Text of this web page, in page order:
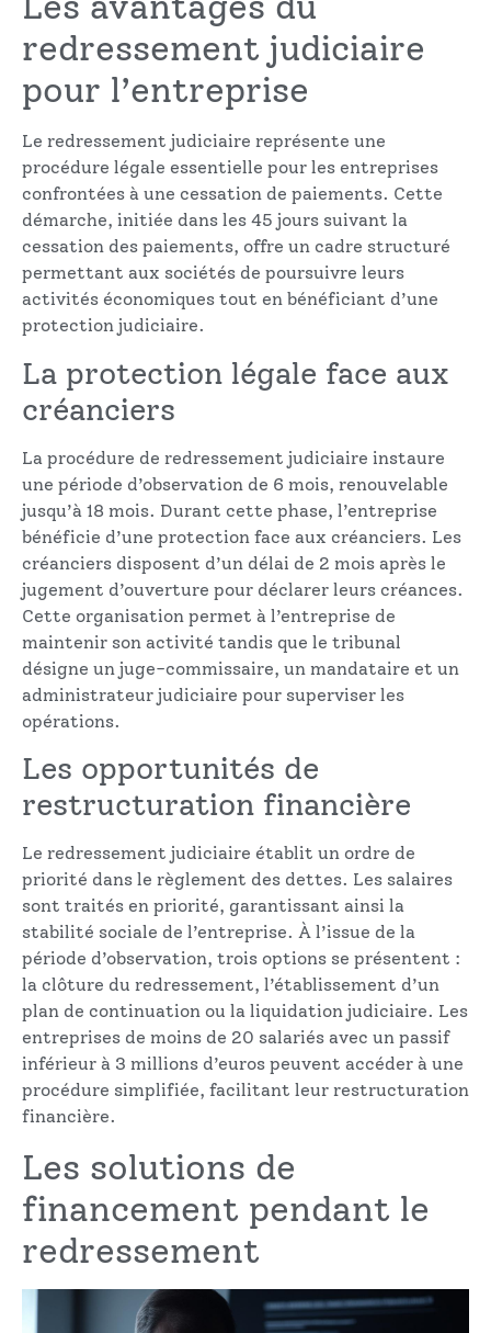
redressement judiciaire
pour l’entreprise
Le redressement judiciaire représente une
procédure légale essentielle pour les entreprises
confrontées à une cessation de paiements. Cette
démarche, initiée dans les 45 jours suivant la
cessation des paiements, offre un cadre structuré
permettant aux sociétés de poursuivre leurs
activités économiques tout en bénéficiant d’une
protection judiciaire.
La protection légale face aux
créanciers
La procédure de redressement judiciaire instaure
une période d’observation de 6 mois, renouvelable
jusqu’à 18 mois. Durant cette phase, l’entreprise
bénéficie d’une protection face aux créanciers. Les
créanciers disposent d’un délai de 2 mois après le
jugement d’ouverture pour déclarer leurs créances.
Cette organisation permet à l’entreprise de
maintenir son activité tandis que le tribunal
désigne un juge-commissaire, un mandataire et un
administrateur judiciaire pour superviser les
opérations.
Les opportunités de
restructuration financière
Le redressement judiciaire établit un ordre de
priorité dans le règlement des dettes. Les salaires
sont traités en priorité, garantissant ainsi la
stabilité sociale de l’entreprise. À l’issue de la
période d’observation, trois options se présentent :
la clôture du redressement, l’établissement d’un
plan de continuation ou la liquidation judiciaire. Les
entreprises de moins de 20 salariés avec un passif
inférieur à 3 millions d’euros peuvent accéder à une
procédure simplifiée, facilitant leur restructuration
financière.
Les solutions de
financement pendant le
redressement